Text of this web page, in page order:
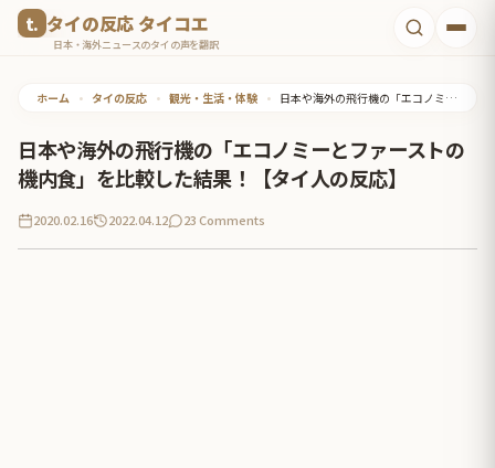
タイの反応 タイコエ
日本・海外ニュースのタイの声を翻訳
ホーム • タイの反応 • 観光・生活・体験 • 日本や海外の飛行機の「エコノミーとファーストの機内食」を比較した結果！【タイ人の反応】
日本や海外の飛行機の「エコノミーとファーストの
機内食」を比較した結果！【タイ人の反応】
2020.02.16 2022.04.12 23 Comments